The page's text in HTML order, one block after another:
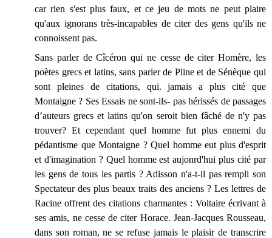
car rien s'est plus faux, et ce jeu de mots ne peut plaire
qu'aux ignorans très-incapables de citer des gens qu'ils ne
connoissent pas.
Sans parler de Cîcéron qui ne cesse de citer Homère, les
poètes grecs et latins, sans parler de Pline et de Sénèque qui
sont pleines de citations, qui. jamais a plus cité que
Montaigne ? Ses Essais ne sont-ils- pas hérissés de passages
d’auteurs grecs et latins qu'on seroit bien fâché de n'y pas
trouver? Et cependant quel homme fut plus ennemi du
pédantisme que Montaigne ? Quel homme eut plus d'esprit
et d'imagination ? Quel homme est aujonrd'hui plus cité par
les gens de tous les partis ? Adisson n'a-t-il pas rempli son
Spectateur des plus beaux traits des anciens ? Les lettres de
Racine offrent des citations charmantes : Voltaire écrivant à
ses amis, ne cesse de citer Horace. Jean-Jacques Rousseau,
dans son roman, ne se refuse jamais le plaisir de transcrire